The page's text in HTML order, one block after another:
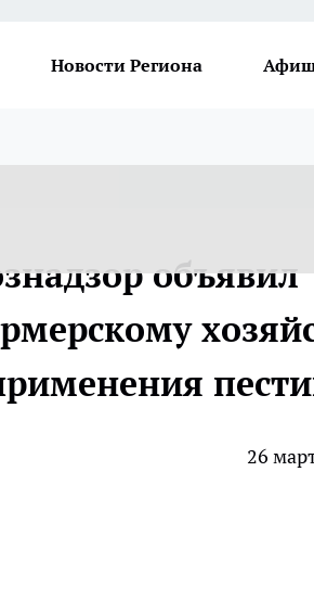
Новости Региона
объявил
26